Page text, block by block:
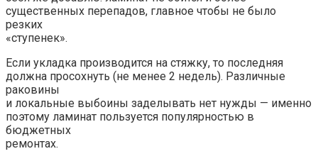
существенных перепадов, главное чтобы не было
резких
«ступенек».
Если укладка производится на стяжку, то последняя
должна просохнуть (не менее 2 недель). Различные
раковины
и локальные выбоины заделывать нет нужды — именно
поэтому ламинат пользуется популярностью в
бюджетных
ремонтах.